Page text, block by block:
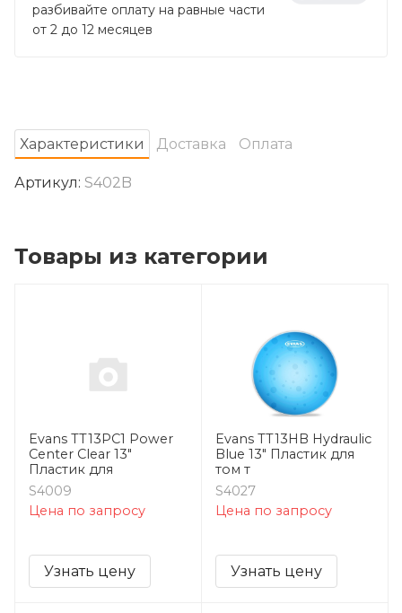
разбивайте оплату на равные части
от 2 до 12 месяцев
Характеристики Доставка Оплата
Артикул: S402B
Товары из категории
Evans TT13PC1 Power
Center Clear 13"
Пластик для
S4009
Цена по запросу
Узнать цену
Evans TT13HB Hydraulic
Blue 13" Пластик для
том т
S4027
Цена по запросу
Узнать цену